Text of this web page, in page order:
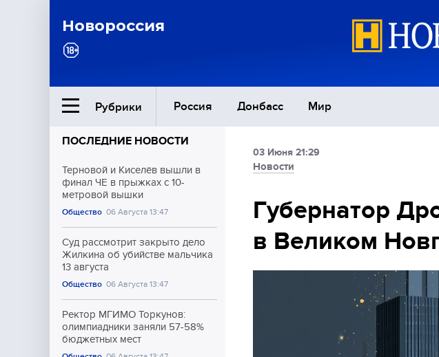
Новороссия
Рубрики Россия Донбасс Мир
Ближний Восток
Общество
Культура
Спорт
ПОСЛЕДНИЕ НОВОСТИ
Терновой и Киселёв вышли в
финал ЧЕ в прыжках с 10-
метровой вышки
Общество 06 Августа 13:47
Суд рассмотрит закрыто дело
Жилкина об убийстве мальчика
13 августа
Общество 06 Августа 13:47
Ректор МГИМО Торкунов:
олимпиадники заняли 57-58%
бюджетных мест
03 Июня 21:29
Новости
Губернатор
в Великом